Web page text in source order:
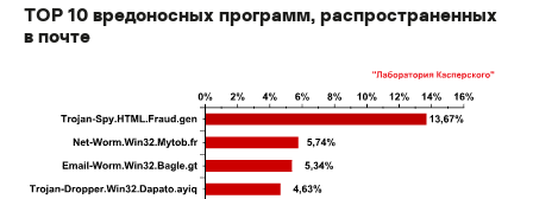
ТОP 10 вредоносных программ, распространенных
в почте